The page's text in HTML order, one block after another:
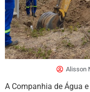
Alisson
A Companhia de Água